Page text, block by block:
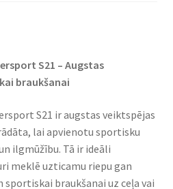
S21 – Augstas
braukšanai
S21 ir augstas veiktspējas
lai apvienotu sportisku
ilgmūžību. Tā ir ideāli
meklē uzticamu riepu gan
sportiskai braukšanai uz ceļa vai